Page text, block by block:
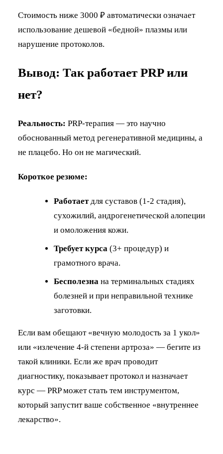
Стоимость ниже 3000 ₽ автоматически означает
использование дешевой «бедной» плазмы или
нарушение протоколов.
Вывод: Так работает PRP или
нет?
Реальность: PRP-терапия — это научно
обоснованный метод регенеративной медицины, а
не плацебо. Но он не магический.
Короткое резюме:
Работаетдля суставов (1-2 стадия),
сухожилий, андрогенетической алопеции
и омоложения кожи.
Требует курса (3+ процедур) и
грамотного врача.
Бесполезна на терминальных стадиях
болезней и при неправильной технике
заготовки.
Если вам обещают «вечную молодость за 1 укол»
или «излечение 4-й степени артроза» — бегите из
такой клиники. Если же врач проводит
диагностику, показывает протокол и назначает
курс — PRP может стать тем инструментом,
который запустит ваше собственное «внутреннее
лекарство».